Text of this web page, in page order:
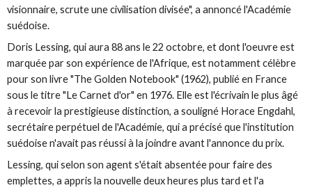
visionnaire, scrute une civilisation divisée", a annoncé l'Académie
suédoise.
Doris Lessing, qui aura 88 ans le 22 octobre, et dont l'oeuvre est
marquée par son expérience de l'Afrique, est notamment célèbre
pour son livre "The Golden Notebook" (1962), publié en France
sous le titre "Le Carnet d'or" en 1976. Elle est l'écrivain le plus âgé
à recevoir la prestigieuse distinction, a souligné Horace Engdahl,
secrétaire perpétuel de l'Académie, qui a précisé que l'institution
suédoise n'avait pas réussi à la joindre avant l'annonce du prix.
Lessing, qui selon son agent s'était absentée pour faire des
emplettes, a appris la nouvelle deux heures plus tard et l'a